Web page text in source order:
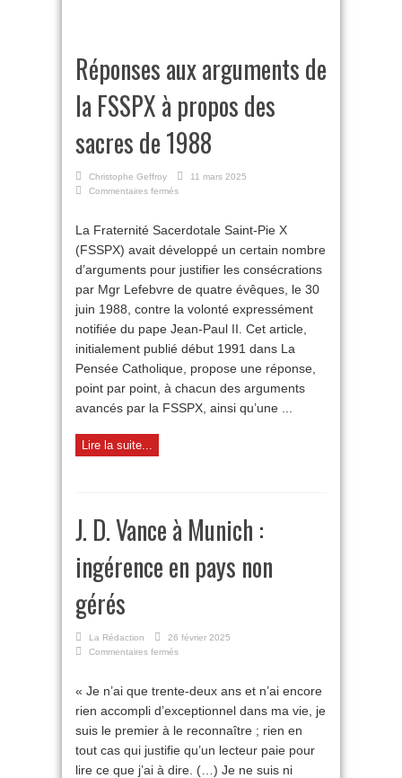
Réponses aux arguments de
la FSSPX à propos des
sacres de 1988
Christophe Geffroy
11 mars 2025
Commentaires fermés
arguments
de
FSSPX
à
propos
sacres
de
La Fraternité Sacerdotale Saint-Pie X
(FSSPX) avait développé un certain nombre
d’arguments pour justifier les consécrations
par Mgr Lefebvre de quatre évêques, le 30
juin 1988, contre la volonté expressément
notifiée du pape Jean-Paul II. Cet article,
initialement publié début 1991 dans La
Pensée Catholique, propose une réponse,
point par point, à chacun des arguments
avancés par la FSSPX, ainsi qu’une ...
Lire la suite...
J. D. Vance à Munich :
ingérence en pays non
gérés
La Rédaction
26 février 2025
Commentaires fermés
Munich :
ingérence
pays
non
gérés
« Je n’ai que trente-deux ans et n’ai encore
rien accompli d’exceptionnel dans ma vie, je
suis le premier à le reconnaître ; rien en
tout cas qui justifie qu’un lecteur paie pour
lire ce que j’ai à dire. (…) Je ne suis ni